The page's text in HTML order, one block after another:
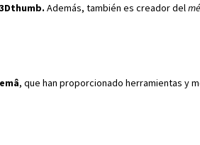
Además, también es creador del
â, que han proporcionado herramientas y